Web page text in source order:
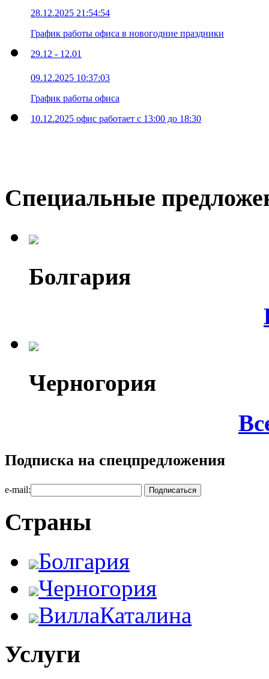
28.12.2025 21:54:54
График работы офиса в новогодние праздники
29.12 - 12.01
09.12.2025 10:37:03
График работы офиса
10.12.2025 офис работает с 13:00 до 18:30
Специальные
Болгария
Черногория
Подписка на спецпредложения
e-mail:
Страны
Болгария
Черногория
ВиллаКаталина
Услуги